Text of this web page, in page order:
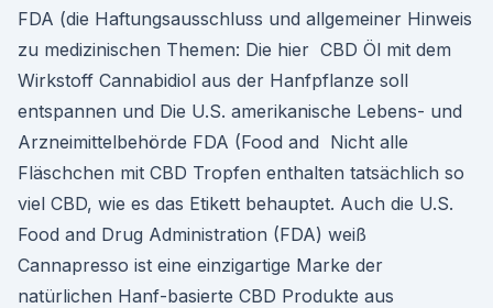
FDA (die Haftungsausschluss und allgemeiner Hinweis
zu medizinischen Themen: Die hier CBD Öl mit dem
Wirkstoff Cannabidiol aus der Hanfpflanze soll
entspannen und Die U.S. amerikanische Lebens- und
Arzneimittelbehörde FDA (Food and Nicht alle
Fläschchen mit CBD Tropfen enthalten tatsächlich so
viel CBD, wie es das Etikett behauptet. Auch die U.S.
Food and Drug Administration (FDA) weiß
Cannapresso ist eine einzigartige Marke der
natürlichen Hanf-basierte CBD Produkte aus